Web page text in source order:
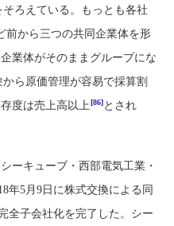
そろえている。もっとも各社
前から三つの共同企業体を形
業体がそのままグループにな
ら原価管理が容易で採算割
度は売上高以上[86]とされ
ーキューブ・西部電気工業・
年5月9日に株式交換による同
全子会社化を完了した。シー